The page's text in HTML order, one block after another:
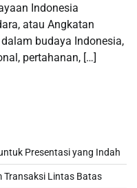
Indonesia
atau Angkatan
budaya Indonesia,
pertahanan, […]
Presentasi yang Indah
Transaksi Lintas Batas